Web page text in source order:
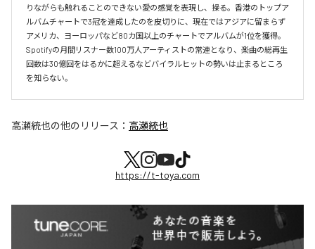
りながらも触れることのできない愛の感覚を表現し、操る。香港のトップア
ルバムチャートで3冠を達成したのを皮切りに、現在ではアジアに留まらず
アメリカ、ヨーロッパなど80カ国以上のチャートでアルバムが1位を獲得。
Spotifyの月間リスナー数100万人アーティストの常連となり、楽曲の総再生
回数は30億回をはるかに超えるなどバイラルヒットの勢いは止まるところ
を知らない。
高瀬統也の他のリリース： 高瀬統也
https://t-toya.com